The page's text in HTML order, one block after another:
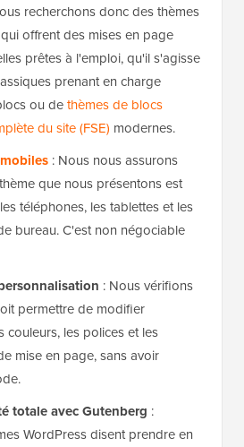
recherchons donc des thèmes
offrent des mises en page
prêtes à l'emploi, qu'il s'agisse
prenant en charge
ou dethèmes de blocs
du site (FSE) modernes.
: Nous nous assurons
que nous présentons est
téléphones, les tablettes et les
bureau. C'est non négociable
: Nous vérifions
permettre de modifier
couleurs, les polices et les
mise en page, sans avoir
totale avec Gutenberg :
WordPress disent prendre en